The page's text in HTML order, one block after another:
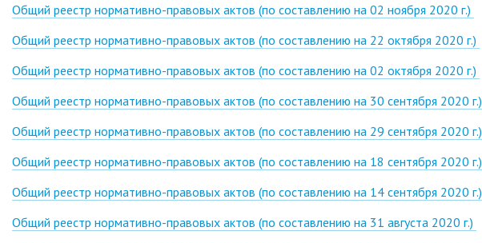
Общий реестр нормативно-правовых актов (по составлению на 02 ноября 2020 г.)
Общий реестр нормативно-правовых актов (по составлению на 22 октября 2020 г.)
Общий реестр нормативно-правовых актов (по составлению на 02 октября 2020 г.)
Общий реестр нормативно-правовых актов (по составлению на 30 сентября 2020 г.)
Общий реестр нормативно-правовых актов (по составлению на 29 сентября 2020 г.)
Общий реестр нормативно-правовых актов (по составлению на 18 сентября 2020 г.)
Общий реестр нормативно-правовых актов (по составлению на 14 сентября 2020 г.)
Общий реестр нормативно-правовых актов (по составлению на 31 августа 2020 г.)